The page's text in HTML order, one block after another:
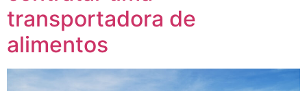
transportadora de
alimentos